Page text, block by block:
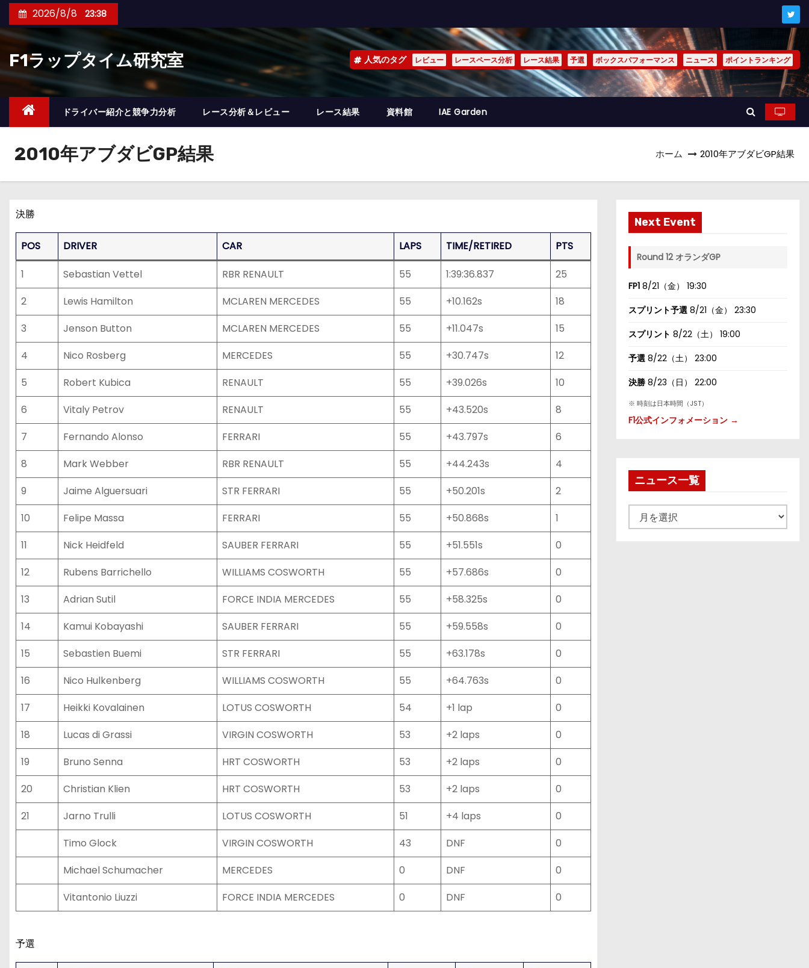
ン
ツ
キ
2026/8/8 23:38
F1ラップタイム研究室 人気のタグ レビュー レースペース分析 レース結果 予選 ボックスパフォーマンス ニュース ポイントランキング
ドライバー紹介と競争力分析 レース分析＆レビュー レース結果 資料館 IAE Garden
2010年アブダビGP結果 ホーム 2010年アブダビGP結果
決勝
POS DRIVER CAR LAPS TIME/RETIRED PTS
1 Sebastian Vettel RBR RENAULT 55 1:39:36.837
25
2
Lewis Hamilton MCLAREN MERCEDES 55 +10.162s
18
3
Jenson Button MCLAREN MERCEDES 55 +11.047s
15
4
Nico Rosberg MERCEDES 55 +30.747s
12
5
Robert Kubica RENAULT 55 +39.026s
10
6
Vitaly Petrov RENAULT 55 +43.520s
8
7
Fernando Alonso FERRARI 55 +43.797s
6
8
Mark Webber RBR RENAULT 55 +44.243s
4
9
Jaime Alguersuari STR FERRARI 55 +50.201s
2
10
Felipe Massa FERRARI 55 +50.868s
1
11
Nick Heidfeld SAUBER FERRARI 55 +51.551s
0
12
Rubens Barrichello WILLIAMS COSWORTH 55 +57.686s
0
13
Adrian Sutil FORCE INDIA MERCEDES 55 +58.325s
0
14
Kamui Kobayashi SAUBER FERRARI 55 +59.558s
0
15
Sebastien Buemi STR FERRARI 55 +63.178s
0
16
Nico Hulkenberg WILLIAMS COSWORTH 55 +64.763s
0
17
Heikki Kovalainen LOTUS COSWORTH 54 +1 lap
0
18
Lucas di Grassi VIRGIN COSWORTH 53 +2 laps
0
19
Bruno Senna HRT COSWORTH 53 +2 laps
0
20
Christian Klien HRT COSWORTH 53 +2 laps
0
21
Jarno Trulli LOTUS COSWORTH 51 +4 laps
0
Timo Glock
VIRGIN COSWORTH 43 DNF
0
Michael Schumacher
MERCEDES 0 DNF
0
Vitantonio Liuzzi
FORCE INDIA MERCEDES 0 DNF 0
予選
Next Event
Round 12 オランダGP
FP1 8/21（金） 19:30
スプリント予選 8/21（金） 23:30
スプリント 8/22（土） 19:00
予選 8/22（土） 23:00
決勝 8/23（日） 22:00
※ 時刻は日本時間（JST）
F1公式インフォメーション →
ニュース一覧
ュ